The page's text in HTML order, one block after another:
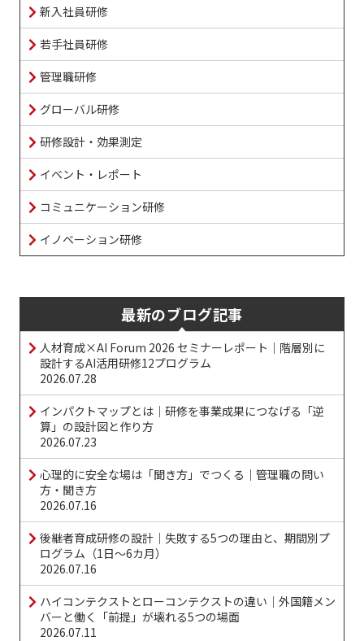
新入社員研修
若手社員研修
管理職研修
グローバル研修
研修設計・効果測定
イベント・レポート
コミュニケーション研修
イノベーション研修
最新のブログ記事
人材育成×AI Forum 2026 セミナーレポート｜階層別に
設計するAI活用研修12プログラム
2026.07.28
インパクトマップとは｜研修を事業成果につなげる「逆
算」の設計図と作り方
2026.07.23
心理的に安全な場は「聞き方」でつくる｜管理職の問い
方・聞き方
2026.07.16
後継者育成研修の設計｜失敗する5つの理由と、期間別プ
ログラム（1日〜6カ月）
2026.07.16
ハイコンテクストとローコンテクストの違い｜外国籍メン
バーと働く「前提」が壊れる5つの場面
2026.07.11